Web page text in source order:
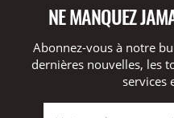
NE MANQUEZ
Abonnez-vous à notre
dernières nouvelles, les
services